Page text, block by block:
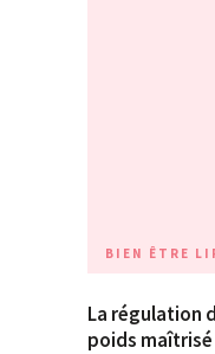
BIEN ÊTRE
La régulation
poids maîtrisé